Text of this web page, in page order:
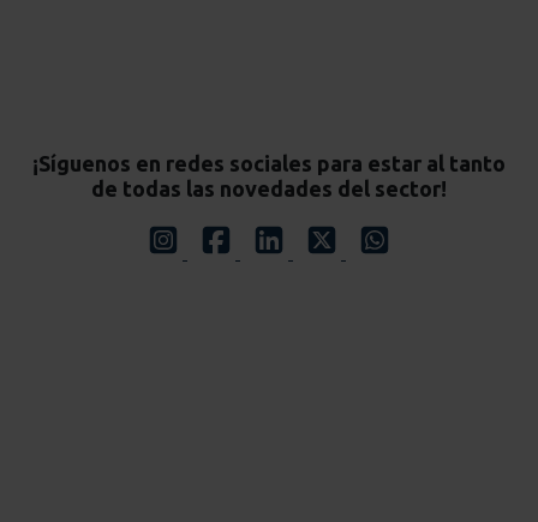
¡Síguenos en redes sociales para estar al tanto
de todas las novedades del sector!